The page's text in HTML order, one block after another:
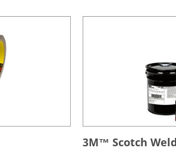
3M™ Scotch